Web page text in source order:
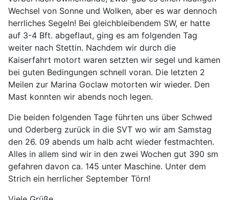
Wechsel von Sonne und Wolken, aber es war dennoch
herrliches Segeln! Bei gleichbleibendem SW, er hatte
auf 3-4 Bft. abgeflaut, ging es am folgenden Tag
weiter nach Stettin. Nachdem wir durch die
Kaiserfahrt motort waren setzten wir segel und kamen
bei guten Bedingungen schnell voran. Die letzten 2
Meilen zur Marina Goclaw motorten wir wieder. Den
Mast konnten wir abends noch legen.
Die beiden folgenden Tage führten uns über Schwed
und Oderberg zurück in die SVT wo wir am Samstag
den 26. 09 abends um halb acht wieder festmachten.
Alles in allem sind wir in den zwei Wochen gut 390 sm
gefahren davon ca. 145 unter Maschine. Unter dem
Strich ein herrlicher September Törn!